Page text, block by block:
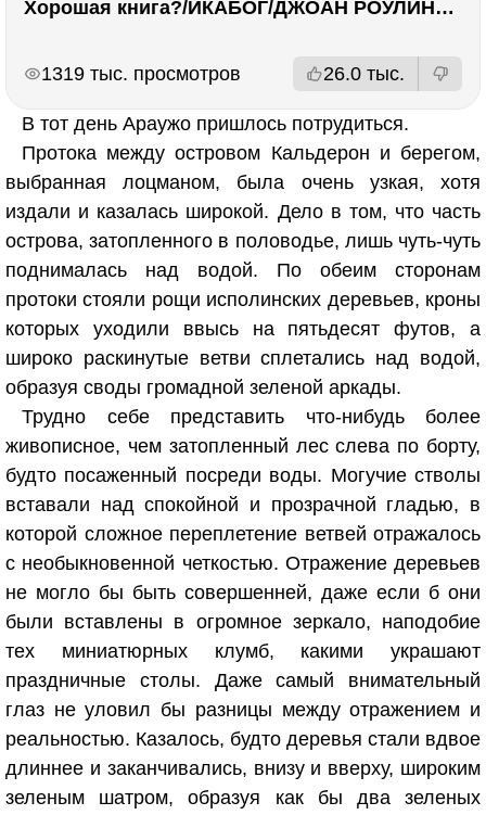
Хорошая книга?/ИКАБОГ/ДЖОАН РОУЛИНГ/Есть ли смысл покупать?
1319 тыс. просмотров 26.0 тыс.
В тот день Араужо пришлось потрудиться.
Протока между островом Кальдерон и берегом,
выбранная лоцманом, была очень узкая, хотя
издали и казалась широкой. Дело в том, что часть
острова, затопленного в половодье, лишь чуть-чуть
поднималась над водой. По обеим сторонам
протоки стояли рощи исполинских деревьев, кроны
которых уходили ввысь на пятьдесят футов, а
широко раскинутые ветви сплетались над водой,
образуя своды громадной зеленой аркады.
Трудно себе представить что-нибудь более
живописное, чем затопленный лес слева по борту,
будто посаженный посреди воды. Могучие стволы
вставали над спокойной и прозрачной гладью, в
которой сложное переплетение ветвей отражалось
с необыкновенной четкостью. Отражение деревьев
не могло бы быть совершенней, даже если б они
были вставлены в огромное зеркало, наподобие
тех миниатюрных клумб, какими украшают
праздничные столы. Даже самый внимательный
глаз не уловил бы разницы между отражением и
реальностью. Казалось, будто деревья стали вдвое
длиннее и заканчивались, внизу и вверху, широким
зеленым шатром, образуя как бы два зеленых